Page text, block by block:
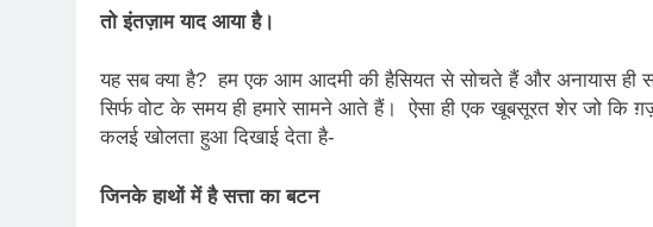
तो इंतज़ाम याद आया है।
यह सब क्या है? हम एक आम आदमी की हैसियत से सोचते हैं और अनायास ही
सिर्फ वोट के समय ही हमारे सामने आते हैं। ऐसा ही एक खूबसूरत शेर जो कि
कलई खोलता हुआ दिखाई देता है-
जिनके हाथों में है सत्ता का बटन